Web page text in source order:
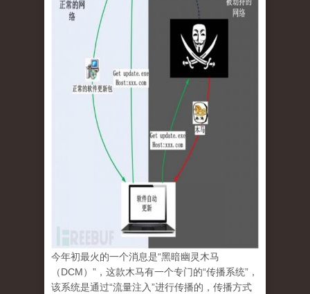
今年初最火的一个消息是“黑暗幽灵木马
（DCM）”，这款木马有一个专门的“传播系统”，
该系统是通过“流量注入”进行传播的，传播方式